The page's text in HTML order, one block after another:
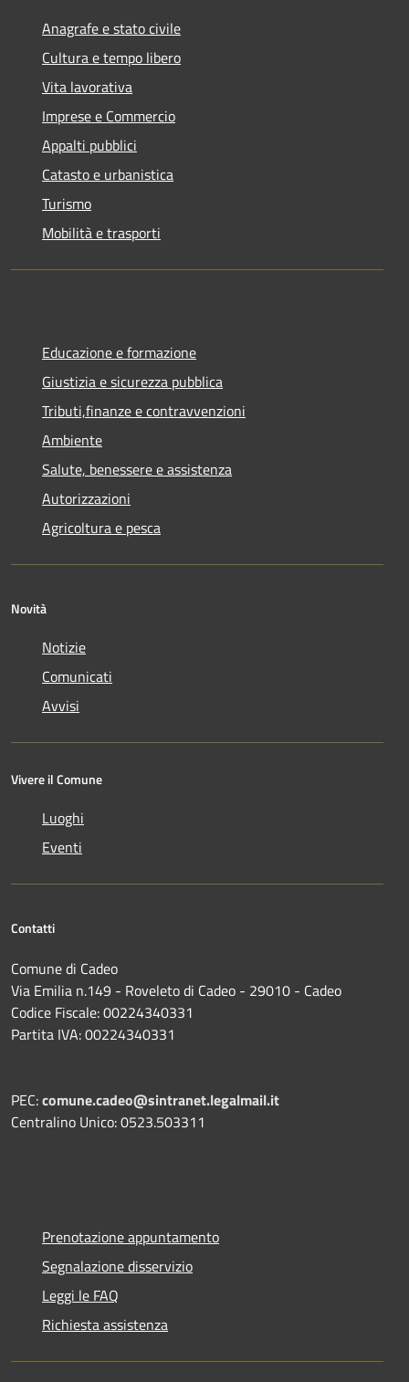
Anagrafe e stato civile
Cultura e tempo libero
Vita lavorativa
Imprese e Commercio
Appalti pubblici
Catasto e urbanistica
Turismo
Mobilità e trasporti
Educazione e formazione
Giustizia e sicurezza pubblica
Tributi,finanze e contravvenzioni
Ambiente
Salute, benessere e assistenza
Autorizzazioni
Agricoltura e pesca
Novità
Notizie
Comunicati
Avvisi
Vivere il Comune
Luoghi
Eventi
Contatti
Comune di Cadeo
Via Emilia n.149 - Roveleto di Cadeo - 29010 - Cadeo
Codice Fiscale: 00224340331
Partita IVA: 00224340331
PEC:comune.cadeo@sintranet.legalmail.it
Centralino Unico: 0523.503311
Prenotazione appuntamento
Segnalazione disservizio
Leggi le FAQ
Richiesta assistenza